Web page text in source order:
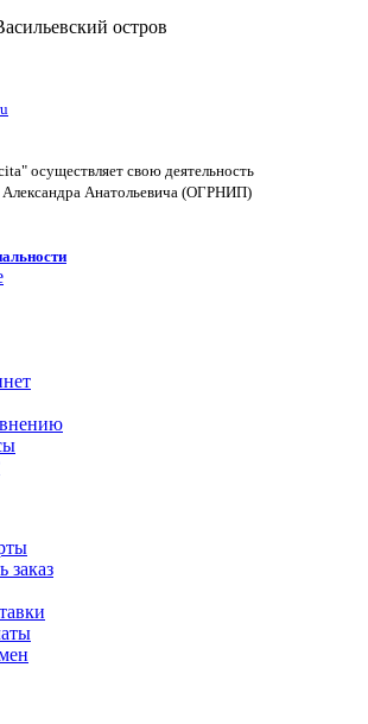
остров
осуществляет свою деятельность
Анатольевича (ОГРНИП)
заказ